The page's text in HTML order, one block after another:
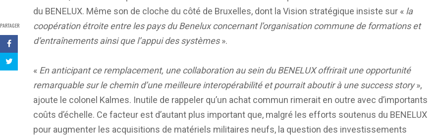
PARTAGER
du BENELUX. Même son de cloche du côté de Bruxelles, dont la Vision stratégique insiste sur « la
coopération étroite entre les pays du Benelux concernant l’organisation commune de formations et
d’entraînements ainsi que l’appui des systèmes».
« En anticipant ce remplacement, une collaboration au sein du BENELUX offrirait une opportunité
remarquable sur le chemin d’une meilleure interopérabilité et pourrait aboutir à une success story»,
ajoute le colonel Kalmes. Inutile de rappeler qu’un achat commun rimerait en outre avec d’importants
coûts d’échelle. Ce facteur est d’autant plus important que, malgré les efforts soutenus du BENELUX
pour augmenter les acquisitions de matériels militaires neufs, la question des investissements